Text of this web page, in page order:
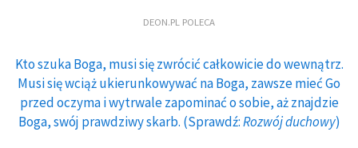
DEON.PL POLECA
Kto szuka Boga, musi się zwrócić całkowicie do wewnątrz.
Musi się wciąż ukierunkowywać na Boga, zawsze mieć Go
przed oczyma i wytrwale zapominać o sobie, aż znajdzie
Boga, swój prawdziwy skarb. (Sprawdź:Rozwój duchowy)